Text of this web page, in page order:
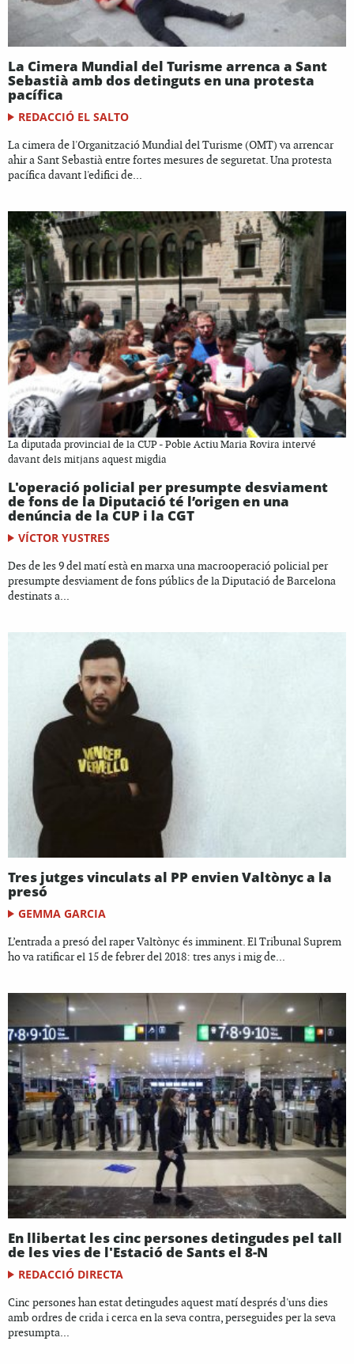
La Cimera Mundial del Turisme arrenca a Sant
Sebastià amb dos detinguts en una protesta
pacífica
REDACCIÓ EL SALTO
La cimera de l'Organització Mundial del Turisme (OMT) va arrencar
ahir a Sant Sebastià entre fortes mesures de seguretat. Una protesta
pacífica davant l'edifici de...
La diputada provincial de la CUP - Poble Actiu Maria Rovira intervé
davant dels mitjans aquest migdia
L'operació policial per presumpte desviament
de fons de la Diputació té l’origen en una
denúncia de la CUP i la CGT
VÍCTOR YUSTRES
Des de les 9 del matí està en marxa una macrooperació policial per
presumpte desviament de fons públics de la Diputació de Barcelona
destinats a...
Tres jutges vinculats al PP envien Valtònyc a la
presó
GEMMA GARCIA
L’entrada a presó del raper Valtònyc és imminent. El Tribunal Suprem
ho va ratificar el 15 de febrer del 2018: tres anys i mig de...
En llibertat les cinc persones detingudes pel tall
de les vies de l'Estació de Sants el 8-N
REDACCIÓ DIRECTA
Cinc persones han estat detingudes aquest matí després d'uns dies
amb ordres de crida i cerca en la seva contra, perseguides per la seva
presumpta...